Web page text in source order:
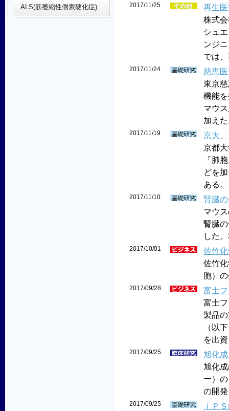
2017/11/25
再生
株式
シュ
ンジ
では
2017/11/24
慈恵
東京
機能
マウ
加え
2017/11/19
京大
京都
「肺
どを
ある。
2017/11/10
腎臓
マウ
腎臓
した
2017/10/01
佐竹
佐竹
胞）
2017/09/28
富士
富士
製品
（以
を出
2017/09/25
旭化
旭化
ー）
の開
2017/09/25
ｉＰ
ALS(筋萎縮性側索硬化症)